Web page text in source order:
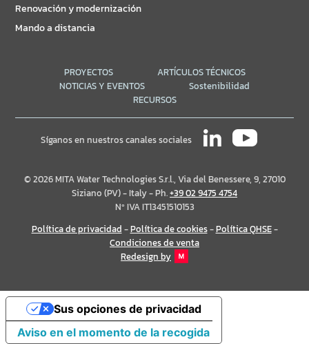
Renovación y modernización
Mando a distancia
PROYECTOS
ARTÍCULOS TÉCNICOS
NOTICIAS Y EVENTOS
Sostenibilidad
RECURSOS
Síganos en nuestros canales sociales
© 2026 MITA Water Technologies S.r.l., Via del Benessere, 9, 27010
Siziano (PV) - Italy - Ph.+39 02 9475 4754
Nº IVA IT13451510153
Política de privacidad -Política de cookies-Política QHSE-
Condiciones de venta
Redesign by
Aviso en el momento de la recogida
Sus opciones de privacidad